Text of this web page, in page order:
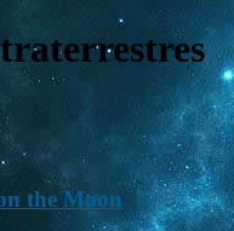
the Moon